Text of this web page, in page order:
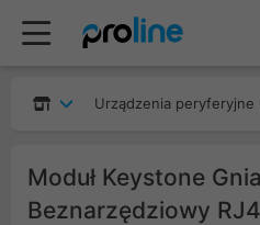
Urządzenia peryferyjne
Moduł Keystone
Beznarzędziowy